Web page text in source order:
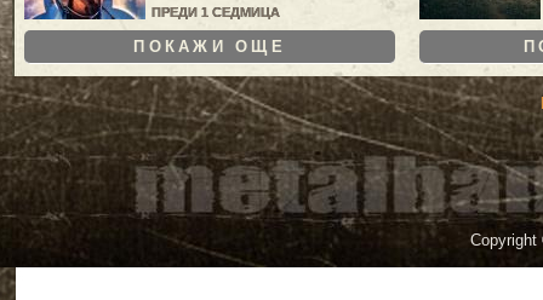
ПРЕДИ 1 СЕДМИЦА
ПОКАЖИ ОЩЕ